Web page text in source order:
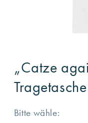
Modal
öffnen
„Catze
Bitte wähle: